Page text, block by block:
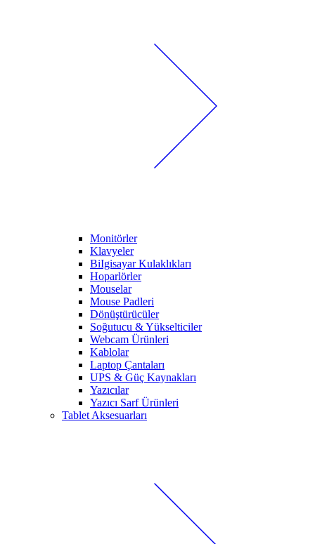
Monitörler
Klavyeler
BiIgisayar Kulaklıkları
Hoparlörler
Mouselar
Mouse Padleri
Dönüştürücüler
Soğutucu & Yükselticiler
Webcam Ürünleri
Kablolar
Laptop Çantaları
UPS & Güç Kaynakları
Yazıcılar
Yazıcı Sarf Ürünleri
Tablet Aksesuarları